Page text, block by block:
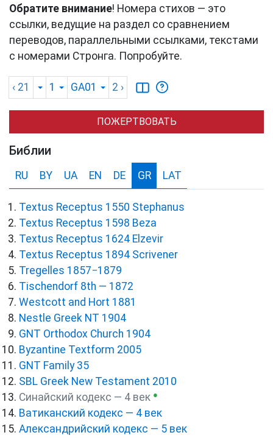
Обратите внимание! Номера стихов — это
ссылки, ведущие на раздел со сравнением
переводов, параллельными ссылками, текстами
с номерами Стронга. Попробуйте.
‹ 21 1 GA01 2 ›
ПОЖЕРТВОВАТЬ
Библии
RU BY UA EN DE GR LAT
Textus Receptus 1550 Stephanus
Textus Receptus 1598 Beza
Textus Receptus 1624 Elzevir
Textus Receptus 1894 Scrivener
Tregelles 1857−1879
Tischendorf 8th — 1872
Westcott and Hort 1881
Nestle Greek NT 1904
GNT Orthodox Church 1904
Byzantine Textform 2005
GNT Family 35
SBL Greek New Testament 2010
Синайский кодекс — 4 век ●
Ватиканский кодекс — 4 век
Александрийский кодекс — 5 век